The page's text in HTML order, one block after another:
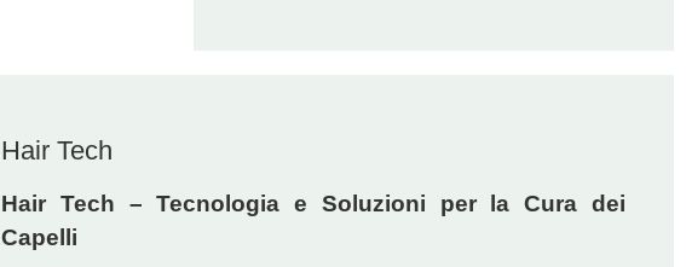
Hair Tech
Hair Tech – Tecnologia e Soluzioni per la Cura dei
Capelli